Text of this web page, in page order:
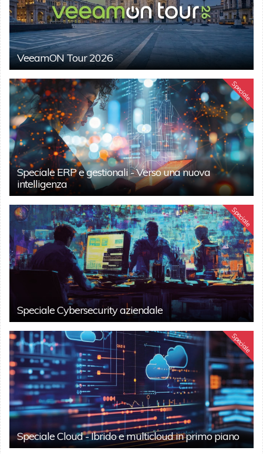
VeeamON Tour 2026
Speciale
Speciale ERP e gestionali - Verso una nuova
intelligenza
Speciale
Speciale Cybersecurity aziendale
Speciale
Speciale Cloud - Ibrido e multicloud in primo piano